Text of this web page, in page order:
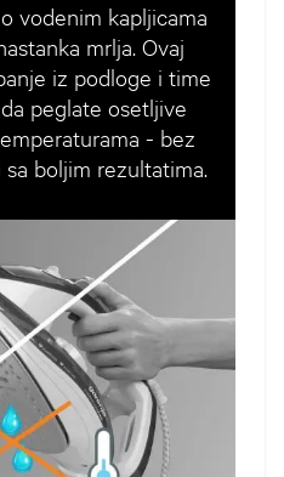
vodenim kapljicama
mrlja. Ovaj
iz podloge i time
peglate osetljive
- bez
boljim rezultatima.